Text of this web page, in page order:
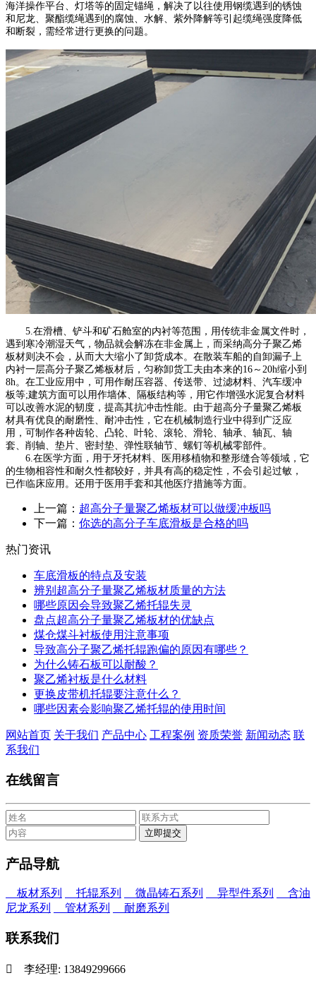
海洋操作平台、灯塔等的固定锚绳，解决了以往使用钢缆遇到的锈蚀
和尼龙、聚酯缆绳遇到的腐蚀、水解、紫外降解等引起缆绳强度降低
和断裂，需经常进行更换的问题。
5.在滑槽、铲斗和矿石舱室的内衬等范围，用传统非金属文件时，
遇到寒冷潮湿天气，物品就会解冻在非金属上，而采纳高分子聚乙烯
板材则决不会，从而大大缩小了卸货成本。在散装车船的自卸漏子上
内衬一层高分子聚乙烯板材后，匀称卸货工夫由本来的16～20h缩小到
8h。在工业应用中，可用作耐压容器、传送带、过滤材料、汽车缓冲
板等;建筑方面可以用作墙体、隔板结构等，用它作增强水泥复合材料
可以改善水泥的韧度，提高其抗冲击性能。由于超高分子量聚乙烯板
材具有优良的耐磨性、耐冲击性，它在机械制造行业中得到广泛应
用，可制作各种齿轮、凸轮、叶轮、滚轮、滑轮、轴承、轴瓦、轴
套、削轴、垫片、密封垫、弹性联轴节、螺钉等机械零部件。
6.在医学方面，用于牙托材料、医用移植物和整形缝合等领域，它
的生物相容性和耐久性都较好，并具有高的稳定性，不会引起过敏，
已作临床应用。还用于医用手套和其他医疗措施等方面。
上一篇： 超高分子量聚乙烯板材可以做缓冲板吗
下一篇： 你选的高分子车底滑板是合格的吗
热门资讯
车底滑板的特点及安装
辨别超高分子量聚乙烯板材质量的方法
哪些原因会导致聚乙烯托辊失灵
盘点超高分子量聚乙烯板材的优缺点
煤仓煤斗衬板使用注意事项
导致高分子聚乙烯托辊跑偏的原因有哪些？
为什么铸石板可以耐酸？
聚乙烯衬板是什么材料
更换皮带机托辊要注意什么？
哪些因素会影响聚乙烯托辊的使用时间
网站首页 关于我们 产品中心 工程案例 资质荣誉 新闻动态 联
系我们
在线留言
产品导航
板材系列 托辊系列 微晶铸石系列 异型件系列
含油
尼龙系列
管材系列 耐磨系列
联系我们
 李经理: 13849299666